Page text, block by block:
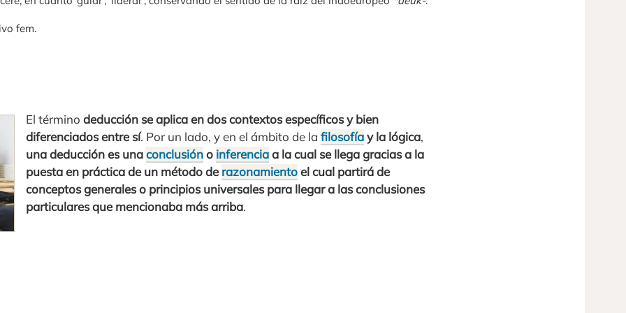
fem.
El término deducción se aplica en dos contextos específicos y bien
diferenciados entre sí. Por un lado, y en el ámbito de la filosofíay la lógica,
una deducción es unaconclusióno inferenciaa la cual se llega gracias a la
puesta en práctica de un método derazonamientoel cual partirá de
conceptos generales o principios universales para llegar a las conclusiones
particulares que mencionaba más arriba.